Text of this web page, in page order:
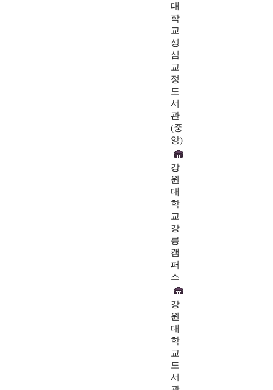
대
학
교
성
심
교
정
도
서
관
(중
앙)
강
원
대
학
교
강
릉
캠
퍼
스
강
원
대
학
교
도
서